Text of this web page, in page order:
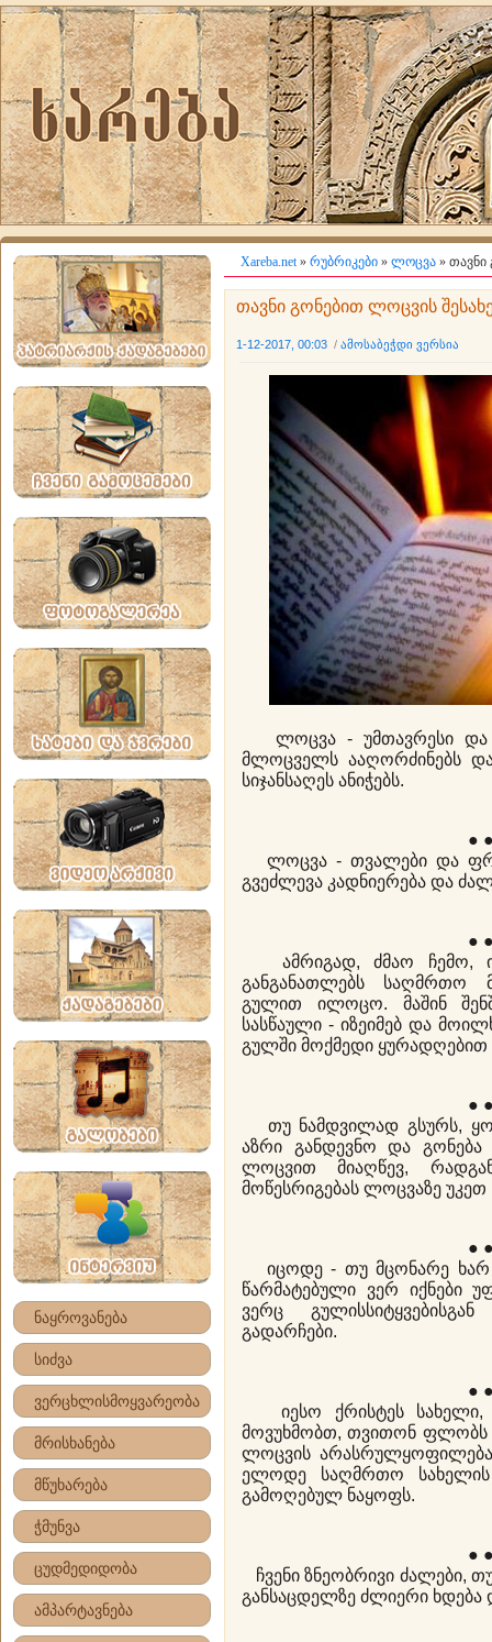
ნაყროვანება
სიძვა
ვერცხლისმოყვარეობა
მრისხანება
მწუხარება
ჭმუნვა
ცუდმედიდობა
ამპარტავნება
Xareba.net» რუბრიკები » ლოცვა » თავნი
თავნი გონებით ლოცვის
1-12-2017, 00:03 / ამოსაბეჭდი ვერსია
ლოცვა - უმთავრესი და
მლოცველს ააღორძინებს
სიჯანსაღეს ანიჭებს.
●
ლოცვა - თვალები და
გვეძლევა კადნიერება და
●
ამრიგად, ძმაო ჩემო,
განგანათლებს საღმრთო
გულით ილოცო. მაშინ
სასწაული - იზეიმებ და
გულში მოქმედი
●
თუ ნამდვილად გსურს,
აზრი განდევნო და
ლოცვით მიაღწევ,
მოწესრიგებას ლოცვაზე
●
იცოდე - თუ მცონარე
წარმატებული ვერ იქნები
ვერც
გადარჩები.
●
იესო ქრისტეს
მოვუხმობთ, თვითონ ფლობს
ლოცვის
ელოდე საღმრთო სახელის
გამოღებულ ნაყოფს.
●
ჩვენი ზნეობრივი ძალები,
განსაცდელზე ძლიერი ხდება